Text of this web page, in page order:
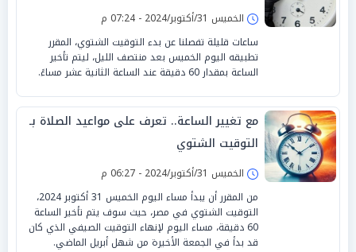
الخميس 31/أكتوبر/2024 - 07:24 م
ساعات قليلة تفصلنا عن بدء التوقيت الشتوي، المقرر
تطبيقه اليوم الخميس بعد منتصف الليل، ليتم تأخير
الساعة بمقدار 60 دقيقة عند الساعة الثانية عشر مساءً.
مع تغيير الساعة.. تعرف على مواعيد الصلاة بـ
التوقيت الشتوي
الخميس 31/أكتوبر/2024 - 06:27 م
من المقرر أن يبدأ مساء اليوم الخميس 31 أكتوبر 2024،
التوقيت الشتوي في مصر، حيث سوف يتم تأخير الساعة
60 دقيقة، مساء اليوم لإنهاء التوقيت الصيفي الذي كان
قد بدأ في الجمعة الأخيرة من شهل أبريل الماضي.